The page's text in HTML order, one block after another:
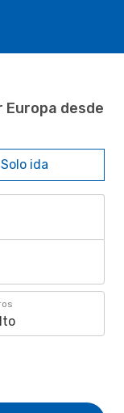
desde
Solo ida